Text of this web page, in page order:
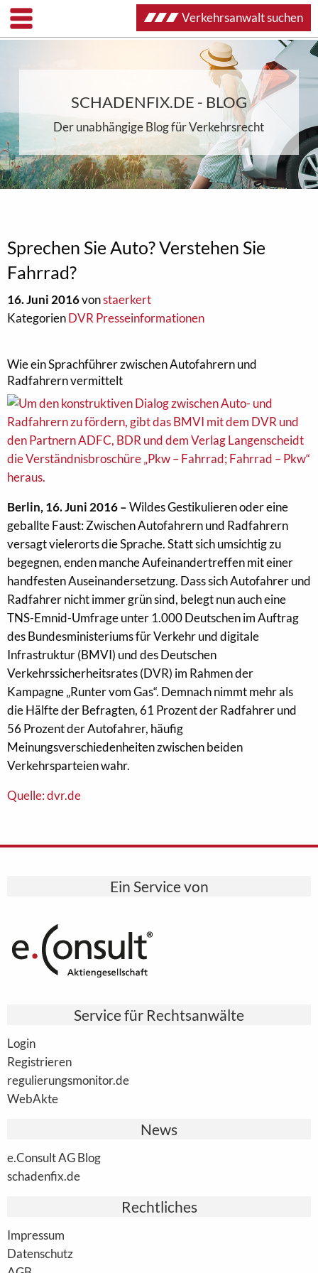
SCHADENFIX.DE - BLOG
Der unabhängige Blog für Verkehrsrecht
Sprechen Sie Auto? Verstehen Sie
Fahrrad?
16. Juni 2016vonstaerkert
KategorienDVR Presseinformationen
Wie ein Sprachführer zwischen Autofahrern und
Radfahrern vermittelt
Berlin, 16. Juni 2016 –Wildes Gestikulieren oder eine
geballte Faust: Zwischen Autofahrern und Radfahrern
versagt vielerorts die Sprache. Statt sich umsichtig zu
begegnen, enden manche Aufeinandertreffen mit einer
handfesten Auseinandersetzung. Dass sich Autofahrer und
Radfahrer nicht immer grün sind, belegt nun auch eine
TNS-Emnid-Umfrage unter 1.000 Deutschen im Auftrag
des Bundesministeriums für Verkehr und digitale
Infrastruktur (BMVI) und des Deutschen
Verkehrssicherheitsrates (DVR) im Rahmen der
Kampagne „Runter vom Gas“. Demnach nimmt mehr als
die Hälfte der Befragten, 61 Prozent der Radfahrer und
56 Prozent der Autofahrer, häufig
Meinungsverschiedenheiten zwischen beiden
Verkehrsparteien wahr.
Quelle: dvr.de
Ein Service von
Service für Rechtsanwälte
Login
Registrieren
regulierungsmonitor.de
WebAkte
News
e.Consult AG Blog
schadenfix.de
Rechtliches
Impressum
Datenschutz
Verkehrsanwalt suchen